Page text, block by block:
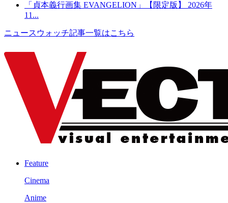
「貞本義行画集 EVANGELION」【限定版】 2026年
11...
ニュースウォッチ記事一覧はこちら
Feature
Cinema
Anime